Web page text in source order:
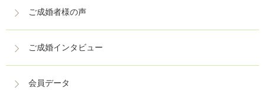
ご成婚者様の声
ご成婚インタビュー
会員データ